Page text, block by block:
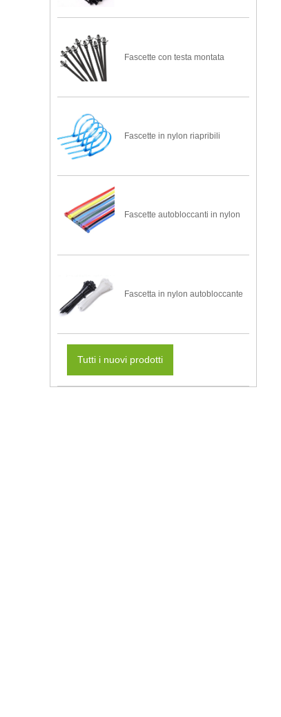
Fascette con testa montata
Fascette in nylon riapribili
Fascette autobloccanti in nylon
Fascetta in nylon autobloccante
Tutti i nuovi prodotti